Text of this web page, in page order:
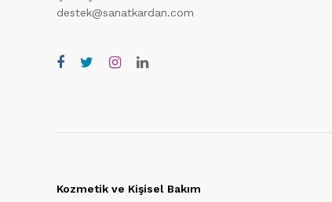
destek@sanatkardan.com
Kozmetik ve Kişisel Bakım